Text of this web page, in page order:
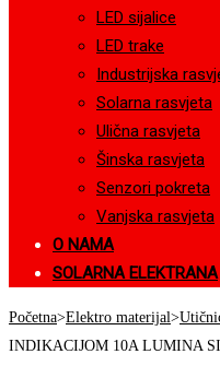
LED sijalice
LED trake
Industrijska
Solarna rasvjeta
Ulična rasvjeta
Šinska rasvjeta
Senzori pokreta
Vanjska rasvjeta
O NAMA
SOLARNA ELEKTRANA
Početna>Elektro materijal>
INDIKACIJOM 10A LUMINA